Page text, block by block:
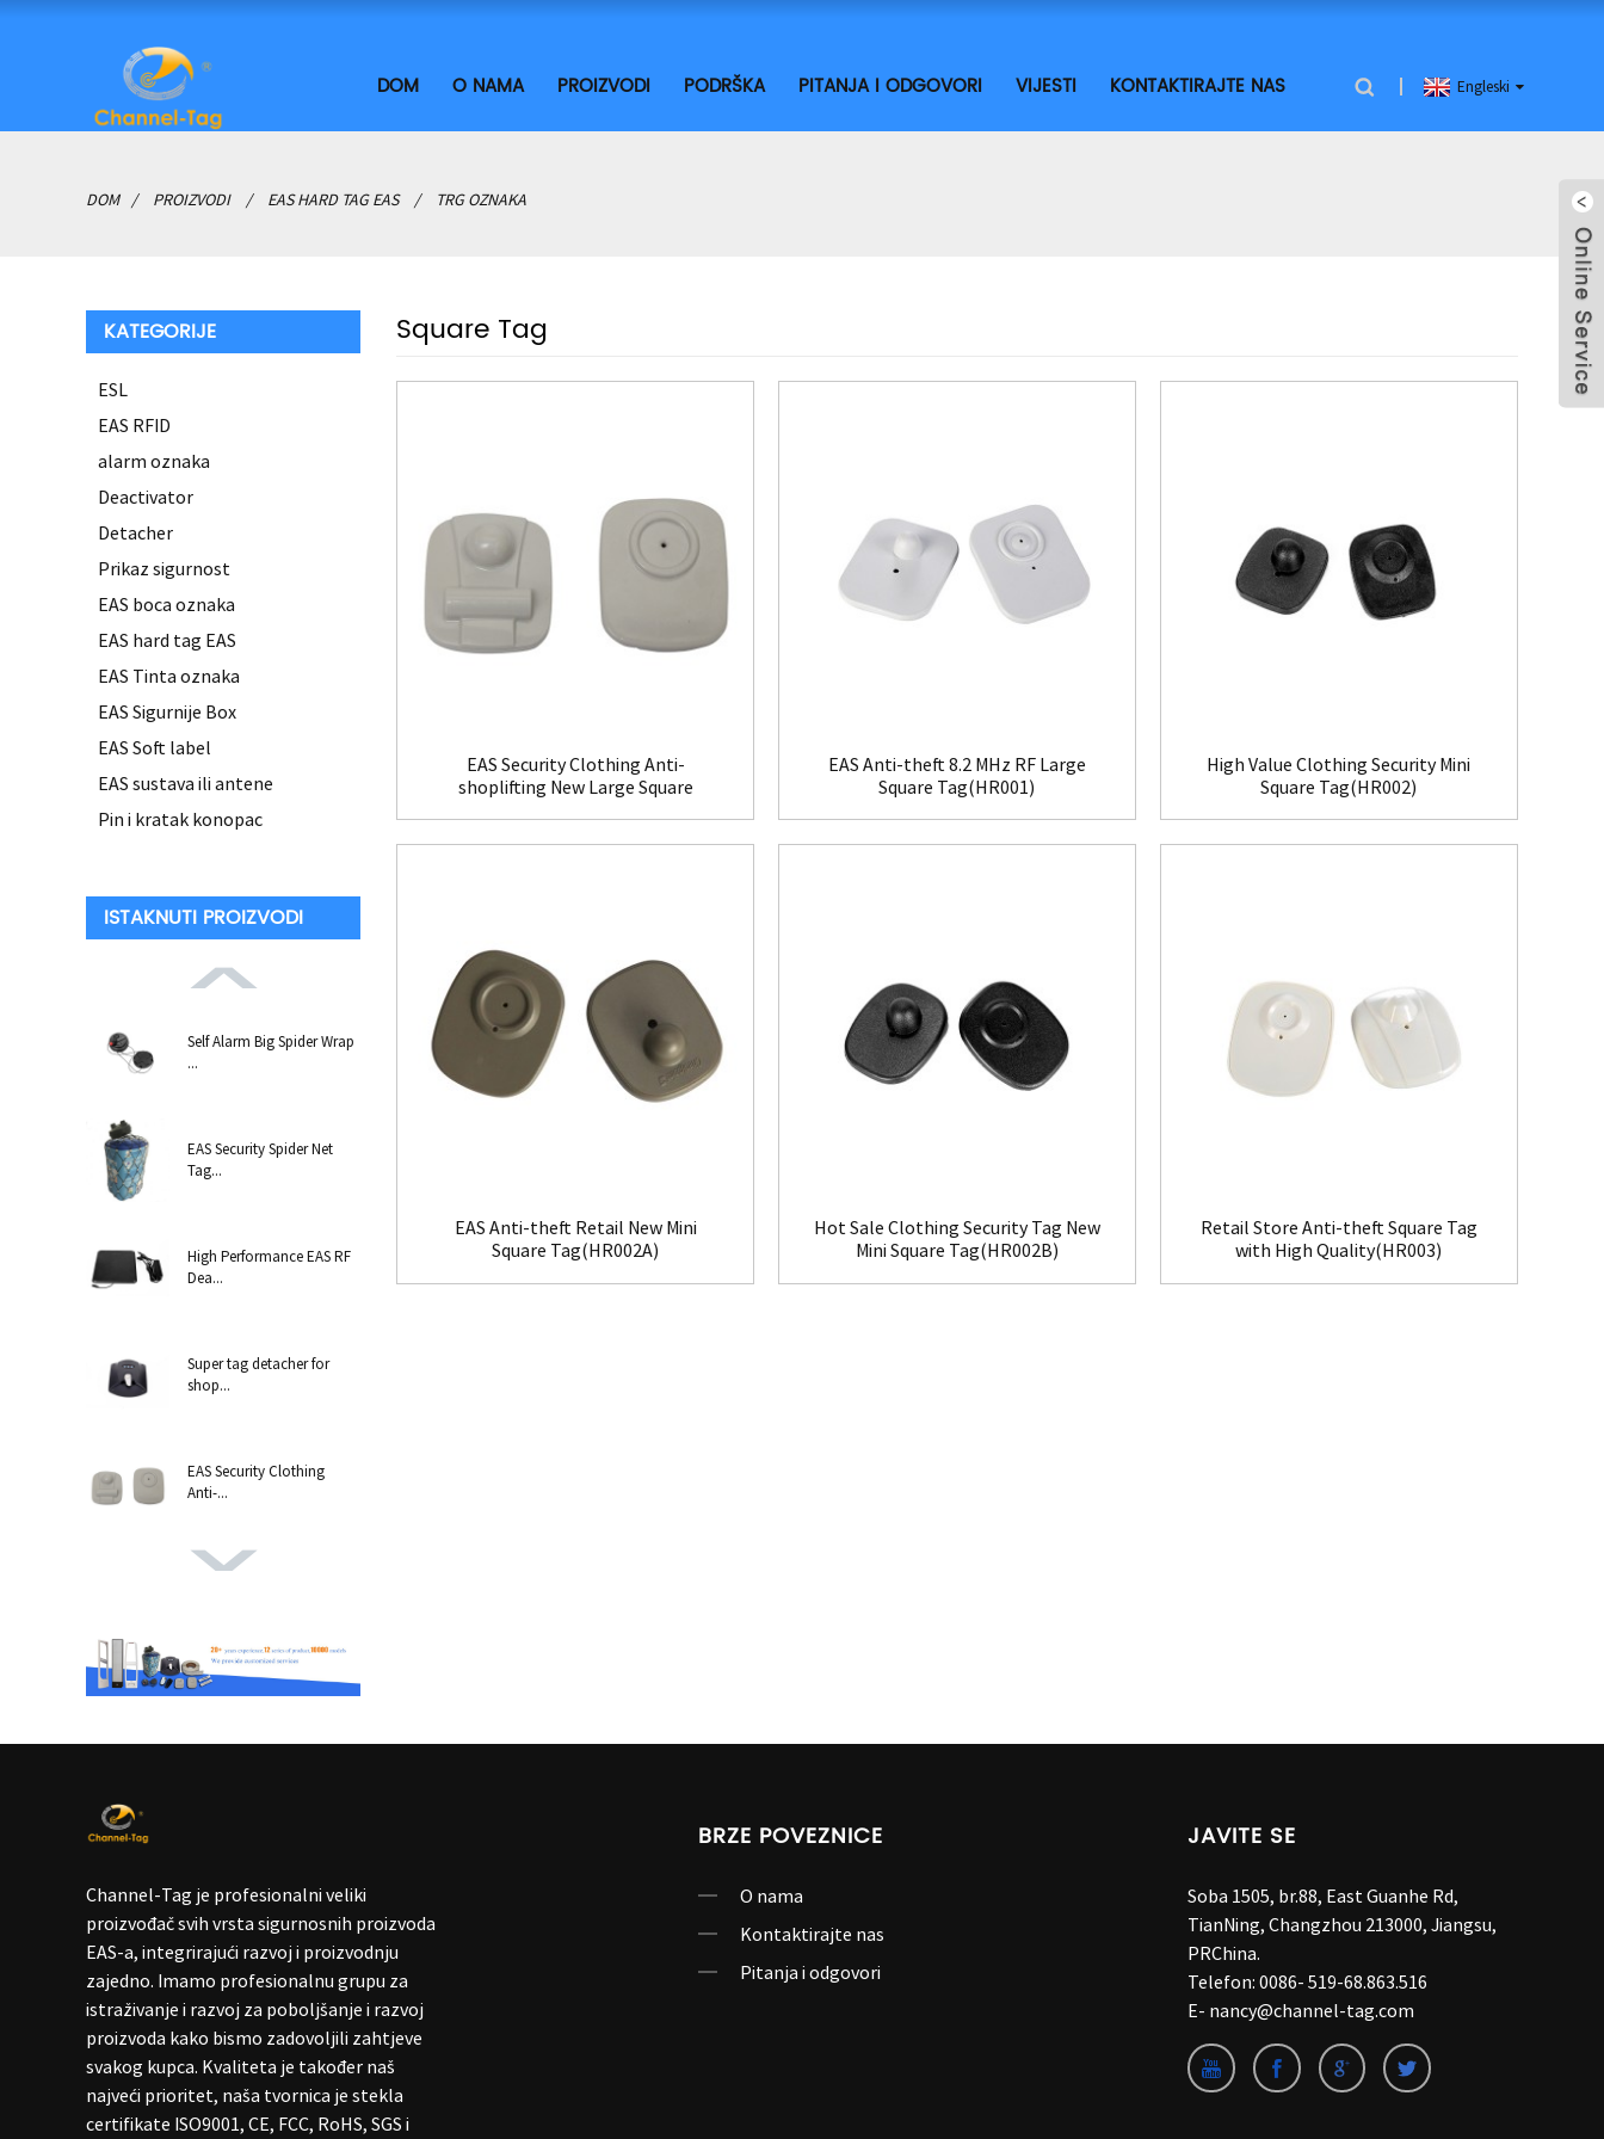
DOM O NAMA PROIZVODI PODRŠKA PITANJA I ODGOVORI VIJESTI KONTAKTIRAJTE NAS Engleski
DOM PROIZVODI EAS HARD TAG EAS TRG OZNAKA
KATEGORIJE
ESL
EAS RFID
alarm oznaka
Deactivator
Detacher
Prikaz sigurnost
EAS boca oznaka
EAS hard tag EAS
EAS Tinta oznaka
EAS Sigurnije Box
EAS Soft label
EAS sustava ili antene
Pin i kratak konopac
ISTAKNUTI PROIZVODI
Self Alarm Big Spider Wrap
...
EAS Security Spider Net
Tag...
High Performance EAS RF
Dea...
Super tag detacher for
shop...
EAS Security Clothing
Anti-...
Square Tag
EAS Security Clothing Anti-
shoplifting New Large Square
EAS Anti-theft 8.2 MHz RF Large
Square Tag(HR001)
High Value Clothing Security Mini
Square Tag(HR002)
EAS Anti-theft Retail New Mini
Square Tag(HR002A)
Hot Sale Clothing Security Tag New
Mini Square Tag(HR002B)
Retail Store Anti-theft Square Tag
with High Quality(HR003)
Channel-Tag je profesionalni veliki
proizvođač svih vrsta sigurnosnih proizvoda
EAS-a, integrirajući razvoj i proizvodnju
zajedno. Imamo profesionalnu grupu za
istraživanje i razvoj za poboljšanje i razvoj
proizvoda kako bismo zadovoljili zahtjeve
svakog kupca. Kvaliteta je također naš
najveći prioritet, naša tvornica je stekla
certifikate ISO9001, CE, FCC, RoHS, SGS i
BRZE POVEZNICE
O nama
Kontaktirajte nas
Pitanja i odgovori
JAVITE SE
Soba 1505, br.88, East Guanhe Rd,
TianNing, Changzhou 213000, Jiangsu,
PRChina.
Telefon: 0086- 519-68.863.516
E- nancy@channel-tag.com